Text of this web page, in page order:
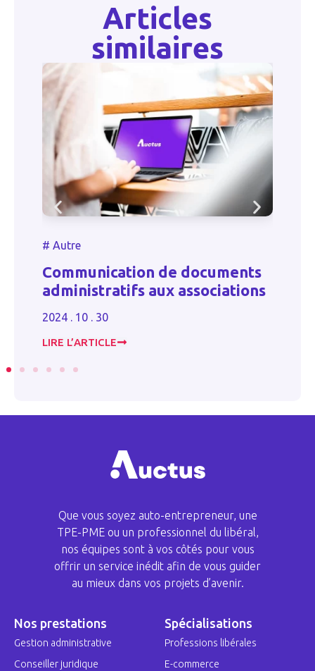
Articles
similaires
# Autre
Communication de documents
administratifs aux associations
2024 . 10 . 30
LIRE L’ARTICLE
Que vous soyez auto-entrepreneur, une
TPE-PME ou un professionnel du libéral,
nos équipes sont à vos côtés pour vous
offrir un service inédit afin de vous guider
au mieux dans vos projets d’avenir.
Nos prestations
Gestion administrative
Conseiller juridique
Spécialisations
Professions libérales
E-commerce